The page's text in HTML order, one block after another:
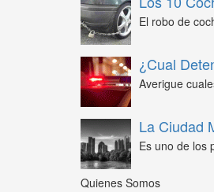
El robo de
¿Cual
Averigue
La Ciudad
Es uno de los
Quienes Somos